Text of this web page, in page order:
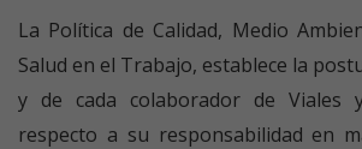
La Política de Calidad, Medio
Salud en el Trabajo, establece la
y de cada colaborador de Viales
respecto a su responsabilidad en